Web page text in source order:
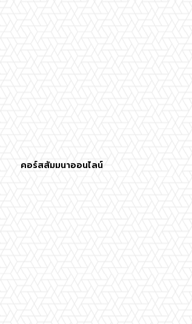
คอร์สสัมมนาออนไลน์